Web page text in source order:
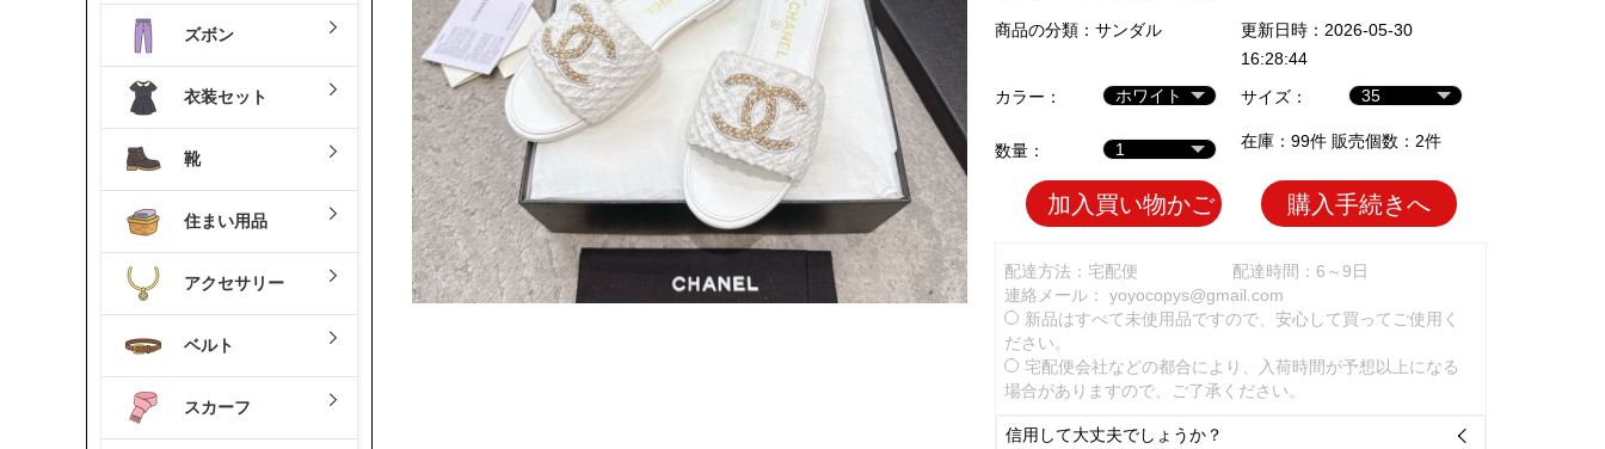
ズボン
衣装セット
靴
住まい用品
アクセサリー
ベルト
スカーフ
商品の分類： サンダル
更新日時：2026-05-30
16:28:44
カラー：
サイズ：
数量： 在庫：99件 販売個数：2件
加入買い物かご 購入手続きへ
配達方法：宅配便
配達時間：6～9日
連絡メール： yoyocopys@gmail.com
新品はすべて未使用品ですので、安心して買ってご使用く
ださい。
宅配便会社などの都合により、入荷時間が予想以上になる
場合がありますので、ご了承ください。
信用して大丈夫でしょうか？ 